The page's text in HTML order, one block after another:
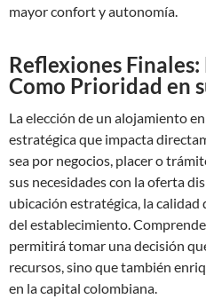
mayor confort y autonomía.
Reflexiones
Como Prioridad en
La elección de un alojamiento
estratégica que impacta
sea por negocios, placer o
sus necesidades con la oferta
ubicación estratégica, la
del establecimiento.
permitirá tomar una decisión
recursos, sino que también
en la capital colombiana.